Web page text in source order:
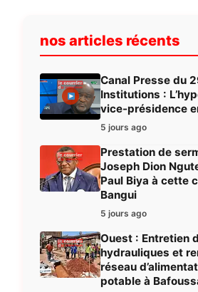
nos articles récents
Canal Presse du
Institutions :
vice-présidence
5 jours ago
Prestation de
Joseph Dion
Paul Biya à cette
Bangui
5 jours ago
Ouest : Entretien
hydrauliques et
réseau
potable à